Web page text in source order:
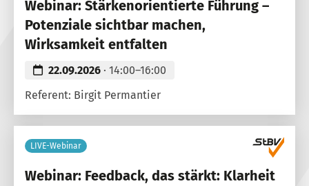
Webinar: Stärkenorientierte Führung –
Potenziale sichtbar machen,
Wirksamkeit entfalten
22.09.2026 · 14:00–16:00
Referent: Birgit Permantier
LIVE-Webinar
Webinar: Feedback, das stärkt: Klarheit